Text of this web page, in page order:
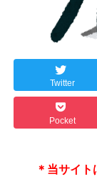
Twitter
Pocket
＊当サイトはア